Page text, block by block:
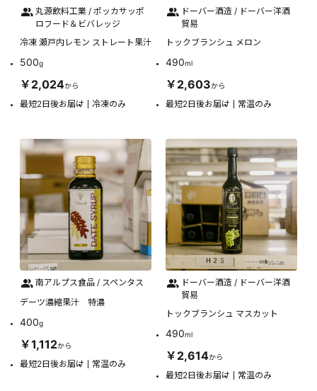
丸源飲料工業 / ポッカサッポ
ロフード＆ビバレッジ
冷凍 瀬戸内レモン ストレート果汁
500g
￥2,024から
最短2日後お届け 冷凍のみ
ドーバー酒造 / ドーバー洋酒
貿易
トックブランシュ メロン
490ml
￥2,603から
最短2日後お届け 常温のみ
南アルプス食品 / スペンタス
デーツ濃縮果汁 特濃
400g
￥1,112から
最短2日後お届け 常温のみ
ドーバー酒造 / ドーバー洋酒
貿易
トックブランシュ マスカット
490ml
￥2,614から
最短2日後お届け 常温のみ